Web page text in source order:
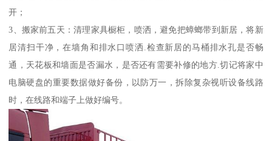
开；
3、搬家前五天：清理家具橱柜，喷洒，避免把蟑螂带到新居，将新
居清扫干净，在墙角和排水口喷洒.检查新居的马桶排水孔是否畅
通，天花板和墙面是否漏水，是否还有需要补修的地方.切记将家中
电脑硬盘的重要数据做好备份，以防万一，拆除复杂视听设备线路
时，在线路和端子上做好编号。